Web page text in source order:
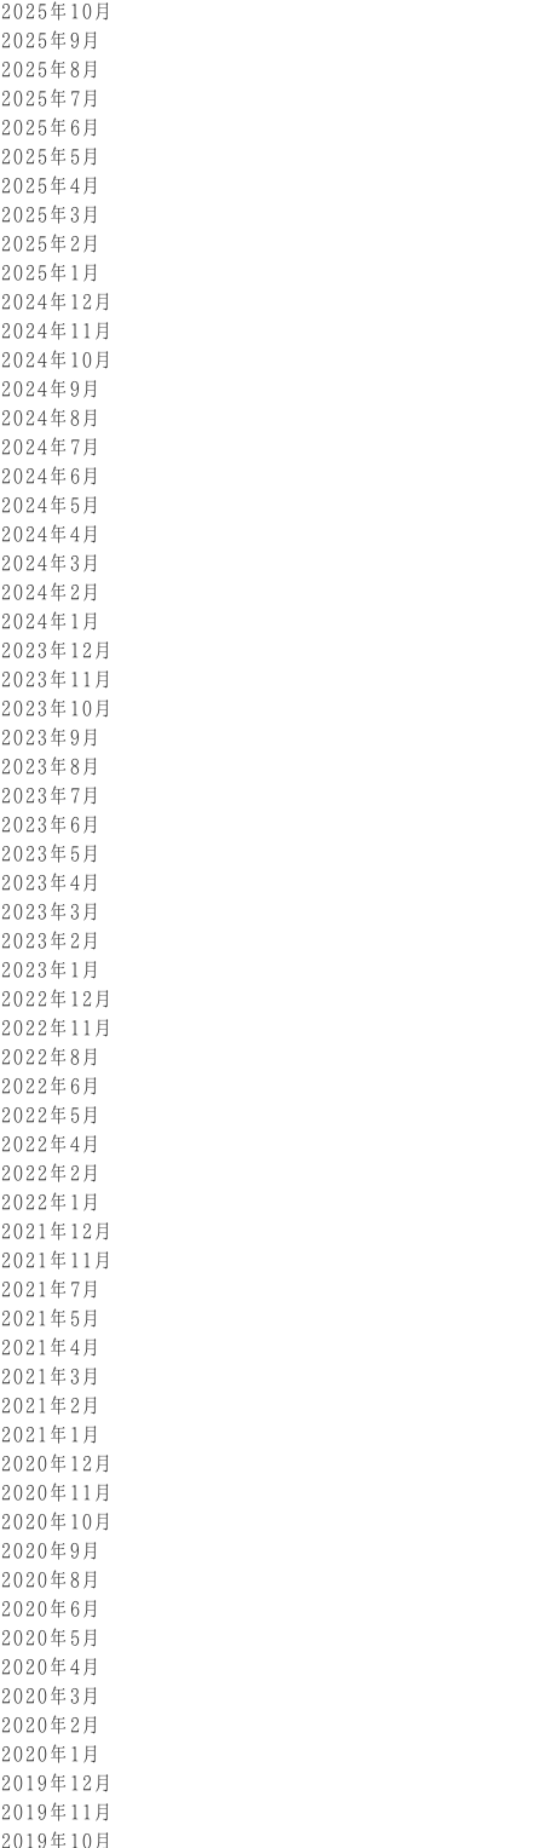
2025年10月
2025年9月
2025年8月
2025年7月
2025年6月
2025年5月
2025年4月
2025年3月
2025年2月
2025年1月
2024年12月
2024年11月
2024年10月
2024年9月
2024年8月
2024年7月
2024年6月
2024年5月
2024年4月
2024年3月
2024年2月
2024年1月
2023年12月
2023年11月
2023年10月
2023年9月
2023年8月
2023年7月
2023年6月
2023年5月
2023年4月
2023年3月
2023年2月
2023年1月
2022年12月
2022年11月
2022年8月
2022年6月
2022年5月
2022年4月
2022年2月
2022年1月
2021年12月
2021年11月
2021年7月
2021年5月
2021年4月
2021年3月
2021年2月
2021年1月
2020年12月
2020年11月
2020年10月
2020年9月
2020年8月
2020年6月
2020年5月
2020年4月
2020年3月
2020年2月
2020年1月
2019年12月
2019年11月
2019年10月